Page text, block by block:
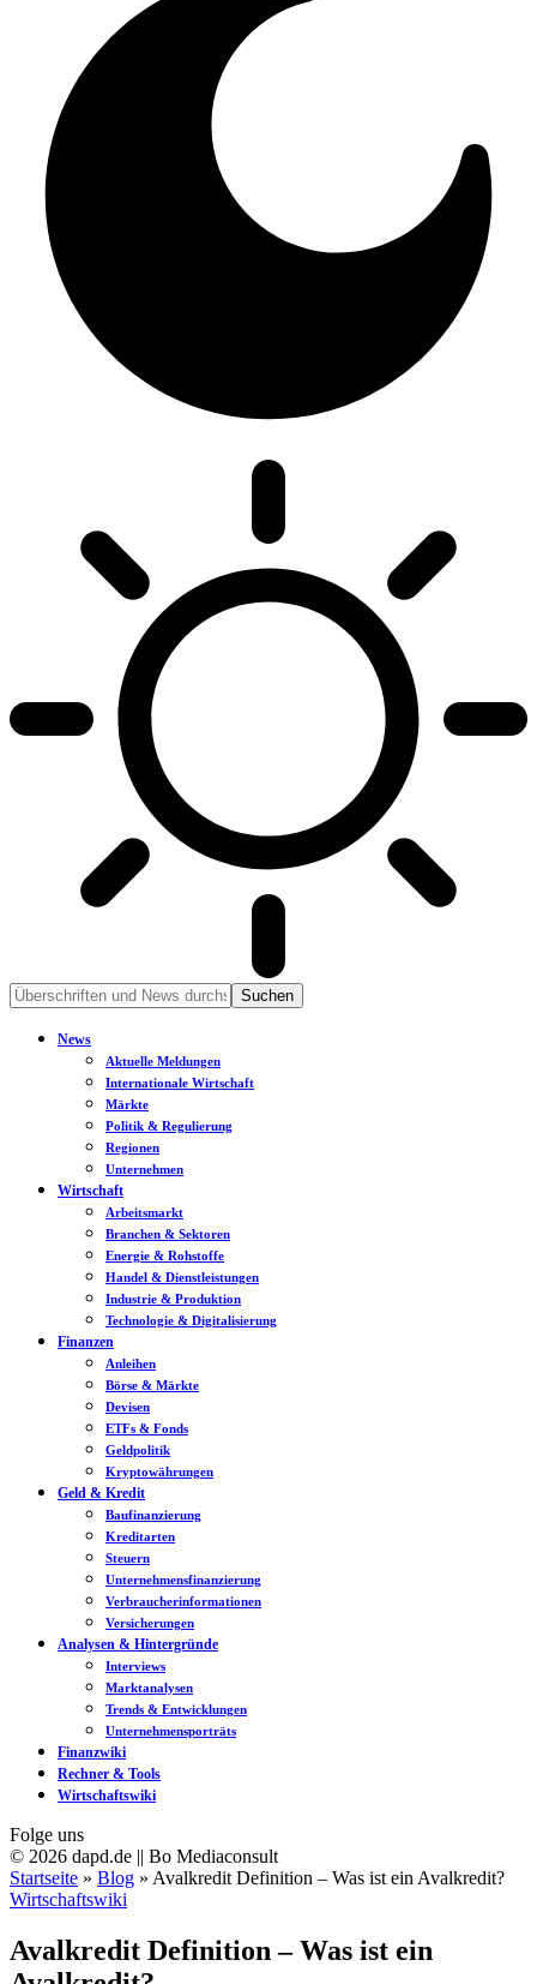
News
Aktuelle Meldungen
Internationale Wirtschaft
Märkte
Politik & Regulierung
Regionen
Unternehmen
Wirtschaft
Arbeitsmarkt
Branchen & Sektoren
Energie & Rohstoffe
Handel & Dienstleistungen
Industrie & Produktion
Technologie & Digitalisierung
Finanzen
Anleihen
Börse & Märkte
Devisen
ETFs & Fonds
Geldpolitik
Kryptowährungen
Geld & Kredit
Baufinanzierung
Kreditarten
Steuern
Unternehmensfinanzierung
Verbraucherinformationen
Versicherungen
Analysen & Hintergründe
Interviews
Marktanalysen
Trends & Entwicklungen
Unternehmensporträts
Finanzwiki
Rechner & Tools
Wirtschaftswiki
Folge uns
© 2026 dapd.de || Bo Mediaconsult
Startseite » Blog » Avalkredit Definition – Was ist ein Avalkredit?
Wirtschaftswiki
Avalkredit Definition – Was ist ein